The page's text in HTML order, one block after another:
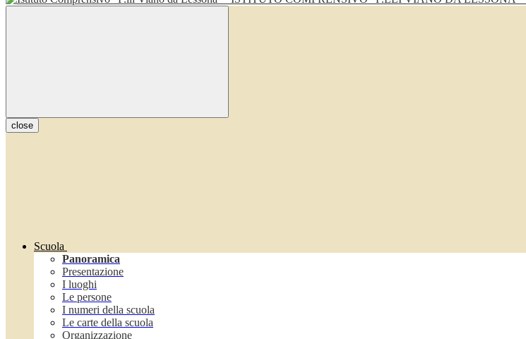
close
Scuola
Panoramica
Presentazione
I luoghi
Le persone
I numeri della scuola
Le carte della scuola
Organizzazione